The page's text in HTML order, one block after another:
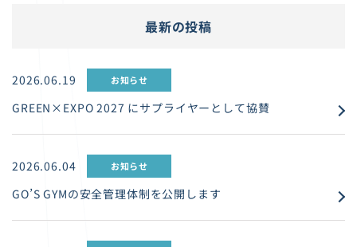
最新の投稿
2026.06.19 お知らせ
GREEN×EXPO 2027 にサプライヤーとして協賛
2026.06.04 お知らせ
GO’S GYMの安全管理体制を公開します